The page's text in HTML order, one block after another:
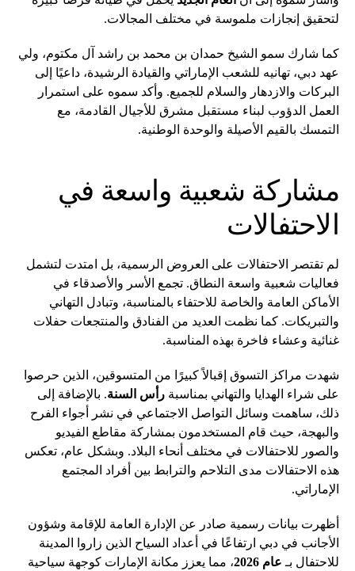
لتحقيق إنجازات ملموسة في مختلف المجالات.
كما شارك سمو الشيخ حمدان بن محمد بن راشد آل مكتوم، ولي
عهد دبي، تهانيه للشعب الإماراتي والقيادة الرشيدة، داعيًا إلى
البركات والازدهار والسلام للجميع. وأكد سموه على استمرار
العمل الدؤوب لبناء مستقبل مشرق للأجيال القادمة، مع
التمسك بالقيم الأصيلة والوحدة الوطنية.
مشاركة شعبية واسعة في
الاحتفالات
لم تقتصر الاحتفالات على العروض الرسمية، بل امتدت لتشمل
فعاليات شعبية واسعة النطاق. تجمع الأسر والأصدقاء في
الأماكن العامة والخاصة للاحتفاء بالمناسبة، وتبادل التهاني
والتبريكات. كما نظمت العديد من الفنادق والمنتجعات حفلات
غنائية وعشاء فاخرة بهذه المناسبة.
شهدت مراكز التسوق إقبالاً كبيرًا من المتسوقين، الذين حرصوا
على شراء الهدايا والتهاني بمناسبة رأس السنة. بالإضافة إلى
ذلك، ساهمت وسائل التواصل الاجتماعي في نشر أجواء الفرح
والبهجة، حيث قام المستخدمون بمشاركة مقاطع الفيديو
والصور للاحتفالات في مختلف أنحاء البلاد. وبشكل عام، تعكس
هذه الاحتفالات مدى التلاحم والترابط بين أفراد المجتمع
الإماراتي.
أظهرت بيانات رسمية صادر عن الإدارة العامة للإقامة وشؤون
الأجانب في دبي ارتفاعًا في أعداد السياح الذين زاروا المدينة
للاحتفال بـ عام 2026
، مما يعزز مكانة الإمارات كوجهة سياحية